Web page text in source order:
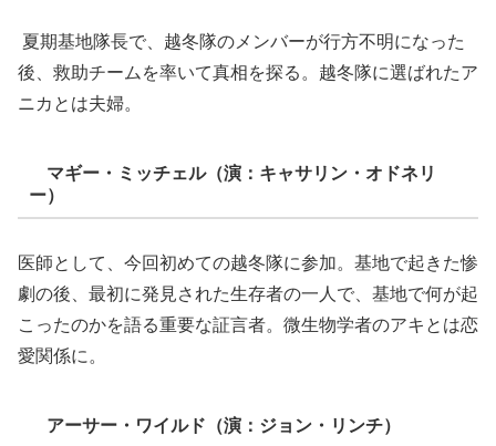
夏期基地隊長で、越冬隊のメンバーが行方不明になった
後、救助チームを率いて真相を探る。越冬隊に選ばれたア
ニカとは夫婦。
マギー・ミッチェル（演：キャサリン・オドネリ
ー）
医師として、今回初めての越冬隊に参加。基地で起きた惨
劇の後、最初に発見された生存者の一人で、基地で何が起
こったのかを語る重要な証言者。微生物学者のアキとは恋
愛関係に。
アーサー・ワイルド（演：ジョン・リンチ）